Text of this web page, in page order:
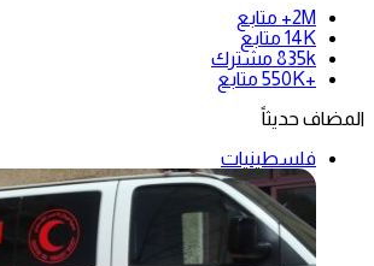
2M+
متابع
14K متابع
835k مشترك
+550K
متابع
المضاف حديثاً
فلسطينيات